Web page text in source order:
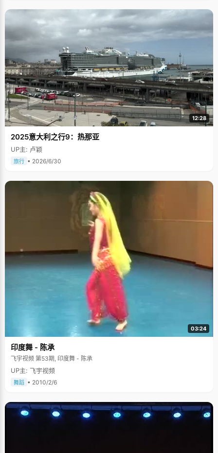
12:28
2025意大利之行9：热那亚
UP主: 卢颖
旅行 • 2026/6/30
03:24
印度舞 - 陈承
飞宇视频 第53期, 印度舞 - 陈承
UP主: 飞宇视频
舞蹈 • 2010/2/6